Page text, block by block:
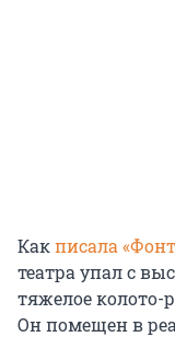
Какписала
театра упал с
тяжелое колото-
Он помещен в